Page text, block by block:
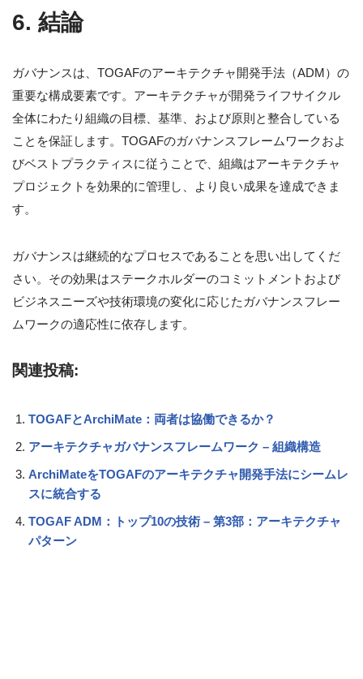
6. 結論
ガバナンスは、TOGAFのアーキテクチャ開発手法（ADM）の
重要な構成要素です。アーキテクチャが開発ライフサイクル
全体にわたり組織の目標、基準、および原則と整合している
ことを保証します。TOGAFのガバナンスフレームワークおよ
びベストプラクティスに従うことで、組織はアーキテクチャ
プロジェクトを効果的に管理し、より良い成果を達成できま
す。
ガバナンスは継続的なプロセスであることを思い出してくだ
さい。その効果はステークホルダーのコミットメントおよび
ビジネスニーズや技術環境の変化に応じたガバナンスフレー
ムワークの適応性に依存します。
関連投稿:
TOGAFとArchiMate：両者は協働できるか？
アーキテクチャガバナンスフレームワーク – 組織構造
ArchiMateをTOGAFのアーキテクチャ開発手法にシームレ
スに統合する
TOGAF ADM：トップ10の技術 – 第3部：アーキテクチャ
パターン